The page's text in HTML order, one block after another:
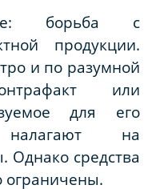
борьба с
продукции.
и по разумной
или
для его
на
Однако средства
ограничены.